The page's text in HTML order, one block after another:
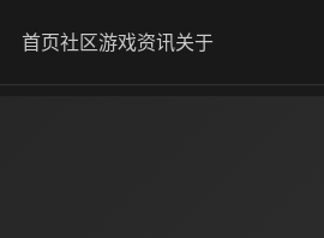
首页社区游戏资讯关于